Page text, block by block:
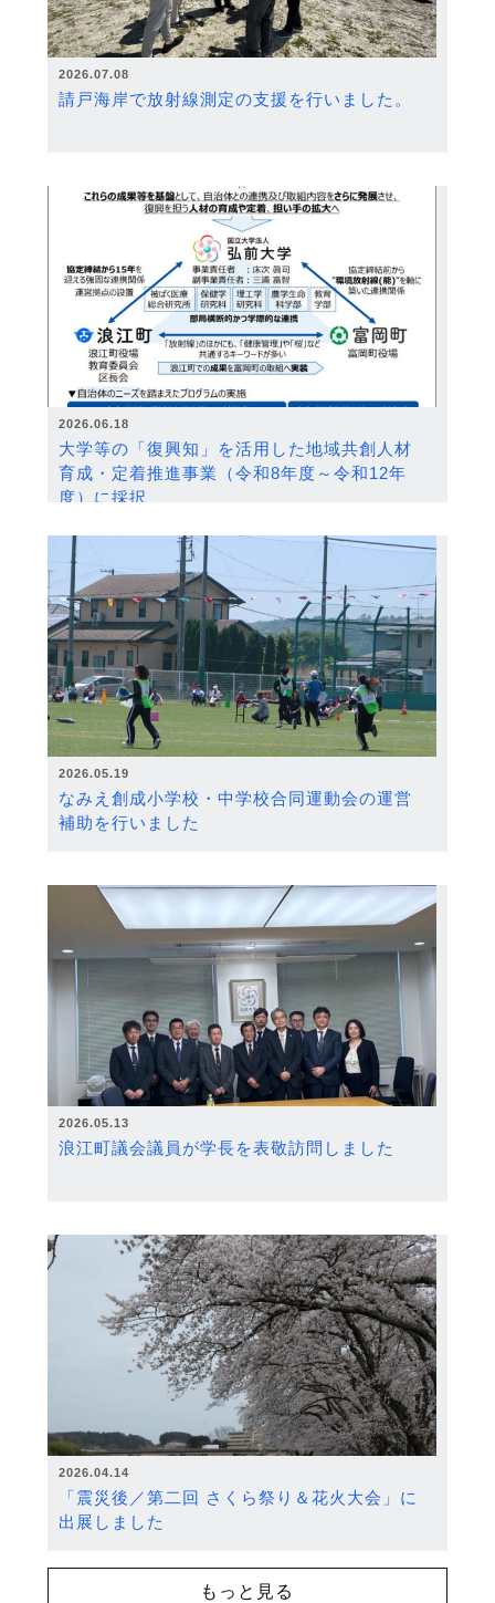
2026.07.08
請戸海岸で放射線測定の支援を行いました。
2026.06.18
大学等の「復興知」を活用した地域共創人材
育成・定着推進事業（令和8年度～令和12年
度）に採択
2026.05.19
なみえ創成小学校・中学校合同運動会の運営
補助を行いました
2026.05.13
浪江町議会議員が学長を表敬訪問しました
2026.04.14
「震災後／第二回 さくら祭り＆花火大会」に
出展しました
もっと見る